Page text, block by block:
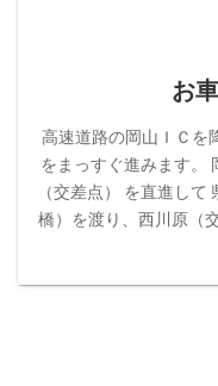
お
高速道路の岡山ＩＣを
をまっすぐ進みます。
（交差点） を直進し
橋）を渡り、西川原（